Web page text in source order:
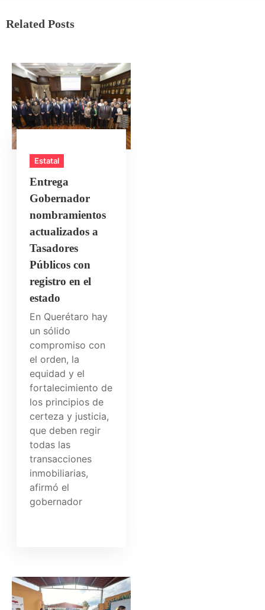
Related Posts
Estatal
Entrega
Gobernador
nombramientos
actualizados a
Tasadores
Públicos con
registro en el
estado
En Querétaro hay
un sólido
compromiso con
el orden, la
equidad y el
fortalecimiento de
los principios de
certeza y justicia,
que deben regir
todas las
transacciones
inmobiliarias,
afirmó el
gobernador